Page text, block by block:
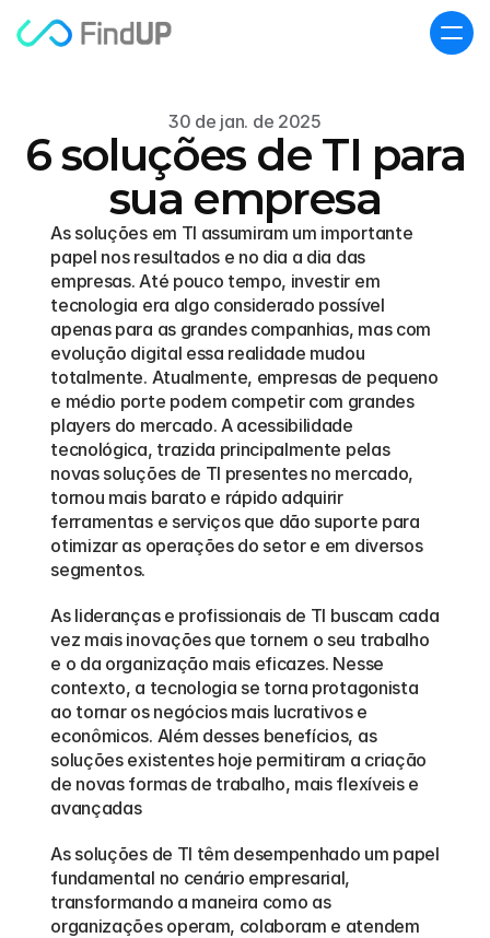
30 de jan. de 2025
6 soluções de TI para
sua empresa
As soluções em TI assumiram um importante
papel nos resultados e no dia a dia das
empresas. Até pouco tempo, investir em
tecnologia era algo considerado possível
apenas para as grandes companhias, mas com
evolução digital essa realidade mudou
totalmente. Atualmente, empresas de pequeno
e médio porte podem competir com grandes
players do mercado. A acessibilidade
tecnológica, trazida principalmente pelas
novas soluções de TI presentes no mercado,
tornou mais barato e rápido adquirir
ferramentas e serviços que dão suporte para
otimizar as operações do setor e em diversos
segmentos.
As lideranças e profissionais de TI buscam cada
vez mais inovações que tornem o seu trabalho
e o da organização mais eficazes. Nesse
contexto, a tecnologia se torna protagonista
ao tornar os negócios mais lucrativos e
econômicos. Além desses benefícios, as
soluções existentes hoje permitiram a criação
de novas formas de trabalho, mais flexíveis e
avançadas
As soluções de TI têm desempenhado um papel
fundamental no cenário empresarial,
transformando a maneira como as
organizações operam, colaboram e atendem